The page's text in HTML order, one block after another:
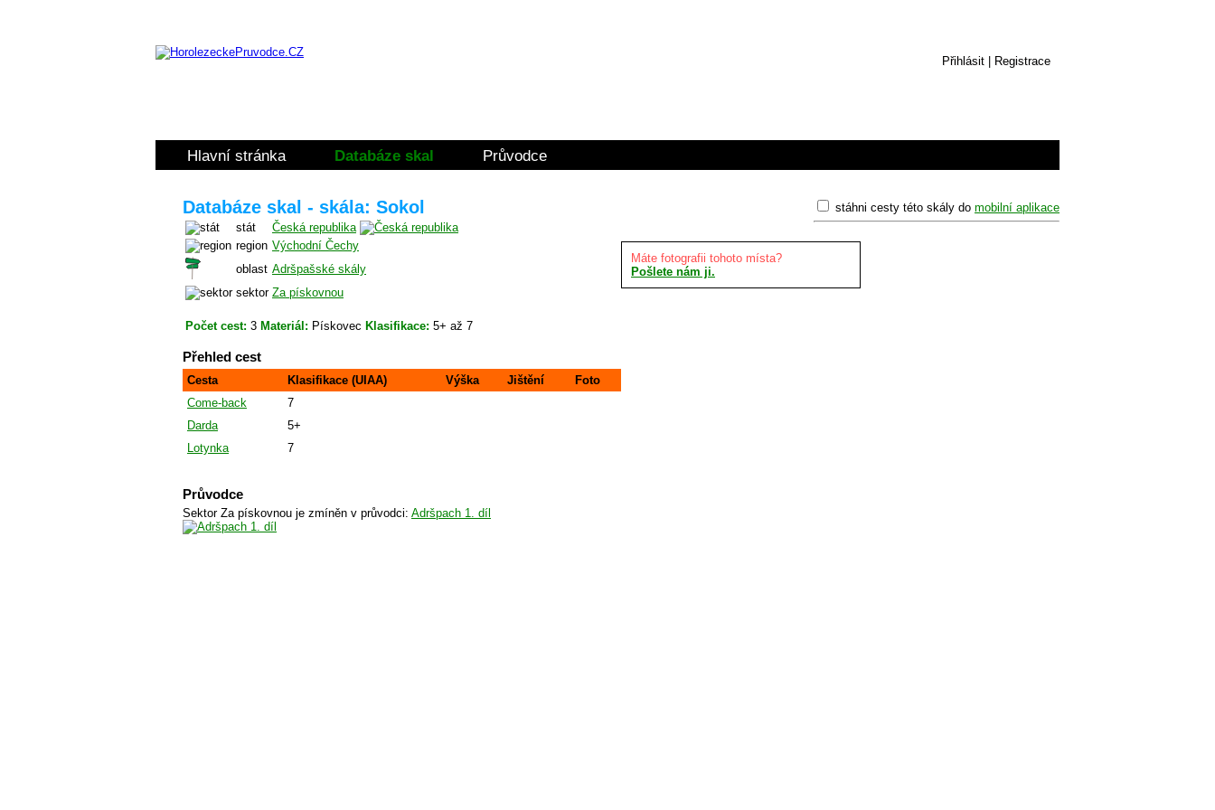
Přihlásit Registrace
Hlavní stránka Databáze skal Průvodce
stáhni cesty této skály do mobilní aplikace
Databáze skal - skála: Sokol
stát
Česká republika
region Východní Čechy
oblast Adršpašské skály
sektor Za pískovnou
Počet cest: 3 Materiál: Pískovec Klasifikace: 5+ až 7
Přehled cest
Cesta Klasifikace (UIAA) Výška Jištění
Foto
Come-back
7
Darda
5+
Lotynka
7
Průvodce
Sektor Za pískovnou je zmíněn v průvodci: Adršpach 1. díl
Máte fotografii tohoto místa?
Pošlete nám ji.